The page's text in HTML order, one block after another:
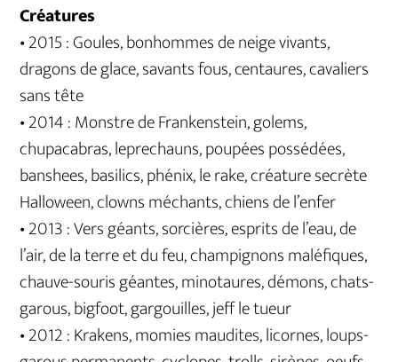
Créatures
• 2015 : Goules, bonhommes de neige vivants,
dragons de glace, savants fous, centaures, cavaliers
sans tête
• 2014 : Monstre de Frankenstein, golems,
chupacabras, leprechauns, poupées possédées,
banshees, basilics, phénix, le rake, créature secrète
Halloween, clowns méchants, chiens de l’enfer
• 2013 : Vers géants, sorcières, esprits de l’eau, de
l’air, de la terre et du feu, champignons maléfiques,
chauve-souris géantes, minotaures, démons, chats-
garous, bigfoot, gargouilles, jeff le tueur
• 2012 : Krakens, momies maudites, licornes, loups-